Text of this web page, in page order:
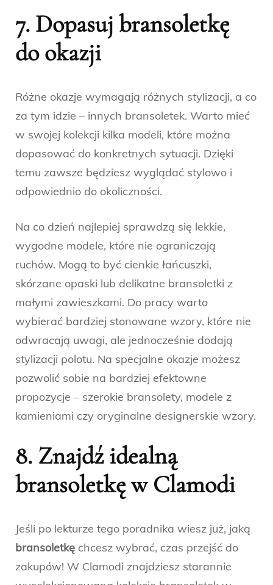
7. Dopasuj bransoletkę
do okazji
Różne okazje wymagają różnych stylizacji, a co
za tym idzie – innych bransoletek. Warto mieć
w swojej kolekcji kilka modeli, które można
dopasować do konkretnych sytuacji. Dzięki
temu zawsze będziesz wyglądać stylowo i
odpowiednio do okoliczności.
Na co dzień najlepiej sprawdzą się lekkie,
wygodne modele, które nie ograniczają
ruchów. Mogą to być cienkie łańcuszki,
skórzane opaski lub delikatne bransoletki z
małymi zawieszkami. Do pracy warto
wybierać bardziej stonowane wzory, które nie
odwracają uwagi, ale jednocześnie dodają
stylizacji polotu. Na specjalne okazje możesz
pozwolić sobie na bardziej efektowne
propozycje – szerokie bransolety, modele z
kamieniami czy oryginalne designerskie wzory.
8. Znajdź idealną
bransoletkę w Clamodi
Jeśli po lekturze tego poradnika wiesz już, jaką
bransoletkę chcesz wybrać, czas przejść do
zakupów! W Clamodi znajdziesz starannie